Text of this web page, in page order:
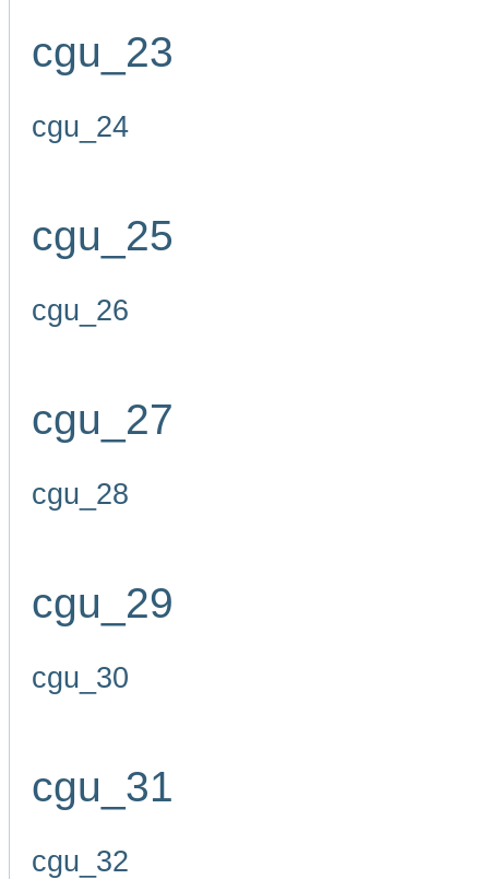
cgu_23
cgu_24
cgu_25
cgu_26
cgu_27
cgu_28
cgu_29
cgu_30
cgu_31
cgu_32